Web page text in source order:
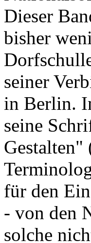
Dieser
bisher
seiner
in Berlin.
seine
für den
- von den
solche